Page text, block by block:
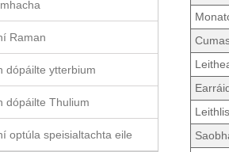
Raman
dópáilte ytterbium
dópáilte Thulium
optúla speisialtachta eile